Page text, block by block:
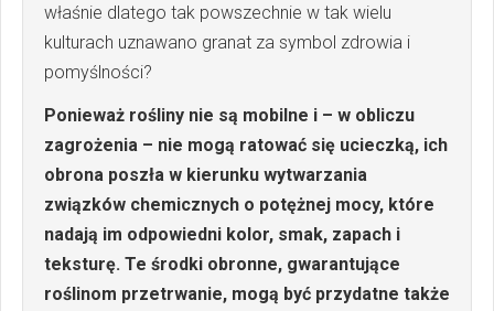
właśnie dlatego tak powszechnie w tak wielu
kulturach uznawano granat za symbol zdrowia i
pomyślności?
Ponieważ rośliny nie są mobilne i – w obliczu
zagrożenia – nie mogą ratować się ucieczką, ich
obrona poszła w kierunku wytwarzania
związków chemicznych o potężnej mocy, które
nadają im odpowiedni kolor, smak, zapach i
teksturę. Te środki obronne, gwarantujące
roślinom przetrwanie, mogą być przydatne także